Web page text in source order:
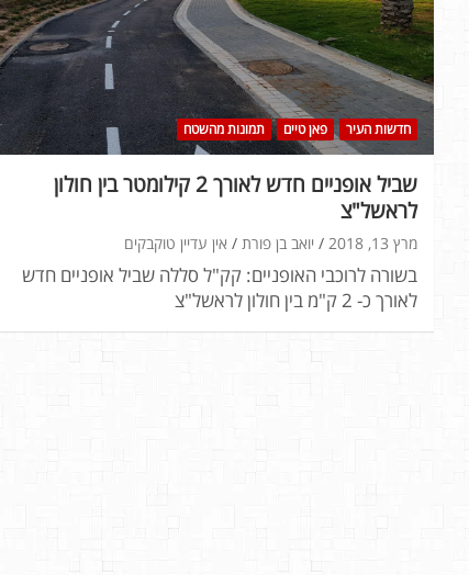
חדשות העיר פאן טיים תמונות מהשטח
שביל אופניים חדש לאורך 2 קילומטר בין חולון
לראשל"צ
מרץ 13, 2018 יואב בן פורת אין עדיין טוקבקים
בשורה לרוכבי האופניים: קק"ל סללה שביל אופניים חדש
לאורך כ- 2 ק"מ בין חולון לראשל"צ